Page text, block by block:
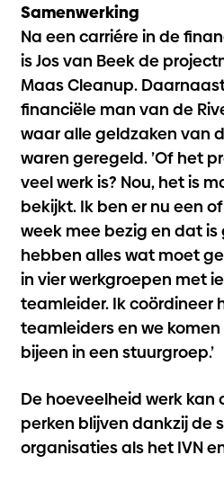
Samenwerking
Na een carriére in de
is Jos van Beek de
Maas Cleanup.
financiële man van de
waar alle geldzaken van
waren geregeld. ’Of het
veel werk is? Nou, het is
bekijkt. Ik ben er nu een
week mee bezig en dat is
hebben alles wat moet
in vier werkgroepen met
teamleider. Ik coördineer
teamleiders en we
bijeen in een stuurgroep.’
De hoeveelheid werk kan
perken blijven dankzij de
organisaties als het IVN